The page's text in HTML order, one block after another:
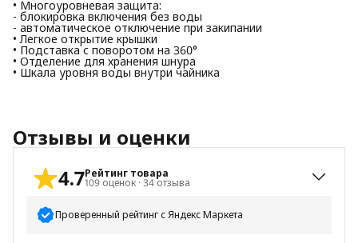
• Многоуровневая защита:
- блокировка включения без воды
- автоматическое отключение при закипании
• Легкое открытие крышки
• Подставка с поворотом на 360°
• Отделение для хранения шнура
• Шкала уровня воды внутри чайника
Отзывы и оценки
4.7Рейтинг товара
109 оценок · 34отзыва
Проверенный рейтинг с Яндекс Маркета